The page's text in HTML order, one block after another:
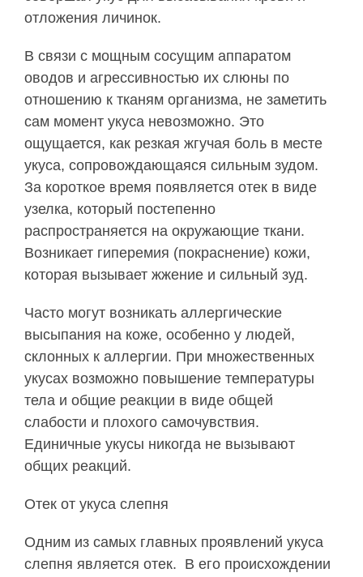
отложения личинок.
В связи с мощным сосущим аппаратом
оводов и агрессивностью их слюны по
отношению к тканям организма, не заметить
сам момент укуса невозможно. Это
ощущается, как резкая жгучая боль в месте
укуса, сопровождающаяся сильным зудом.
За короткое время появляется отек в виде
узелка, который постепенно
распространяется на окружающие ткани.
Возникает гиперемия (покраснение) кожи,
которая вызывает жжение и сильный зуд.
Часто могут возникать аллергические
высыпания на коже, особенно у людей,
склонных к аллергии. При множественных
укусах возможно повышение температуры
тела и общие реакции в виде общей
слабости и плохого самочувствия.
Единичные укусы никогда не вызывают
общих реакций.
Отек от укуса слепня
Одним из самых главных проявлений укуса
слепня является отек. В его происхождении